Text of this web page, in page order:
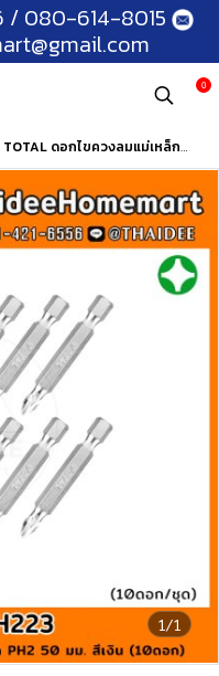
/ 080-614-8015
0
TOTAL ดอกไขควงลมแม่เหล็ก แฉก PH2 50 มม. สีเงิน (10ดอก) TAC16PH223
1/1